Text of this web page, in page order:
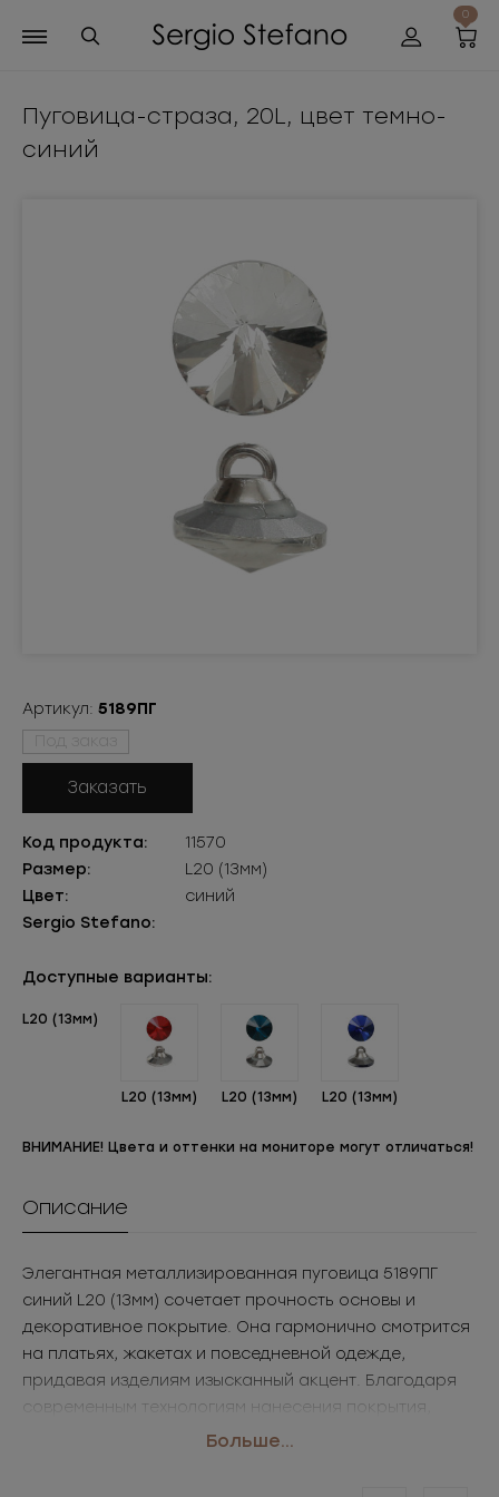
0
Пуговица-страза, 20L, цвет темно-
синий
Артикул: 5189ПГ
Под заказ
Заказать
Код продукта:
11570
Размер:
L20 (13мм)
Цвет:
синий
Sergio Stefano:
Доступные варианты:
L20 (13мм)
L20 (13мм) L20 (13мм) L20 (13мм)
ВНИМАНИЕ! Цвета и оттенки на мониторе могут отличаться!
Описание
Элегантная металлизированная пуговица 5189ПГ
синий L20 (13мм) сочетает прочность основы и
декоративное покрытие. Она гармонично смотрится
на платьях, жакетах и повседневной одежде,
придавая изделиям изысканный акцент. Благодаря
современным технологиям нанесения покрытия,
такие пуговицы фурнитура оптом сохраняют
Больше...